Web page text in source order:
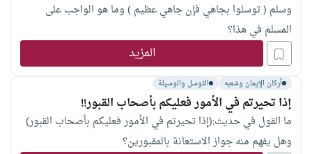
وسلم ( توسلوا بجاهي فإن جاهي عظيم ) وما هو الواجب على
المسلم في هذا؟
المزيد
أركان الإيمان وشعبه التوسل والوسيلة
إذا تحيرتم في الأمور فعليكم بأصحاب القبور!!
ما القول في حديث:(إذا تحيرتم في الأمور فعليكم بأصحاب القبور)
وهل يفهم منه جواز الاستعانة بالمقبورين؟